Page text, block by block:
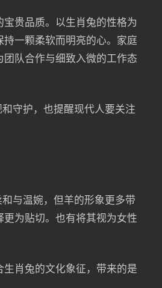
贵品质。以生肖兔的性格为
一颗柔软而明亮的心。家庭
队合作与细致入微的工作态
守护，也提醒现代人要关注
与温婉，但羊的形象更多带
为贴切。也有将其视为女性
肖兔的文化象征，带来的是